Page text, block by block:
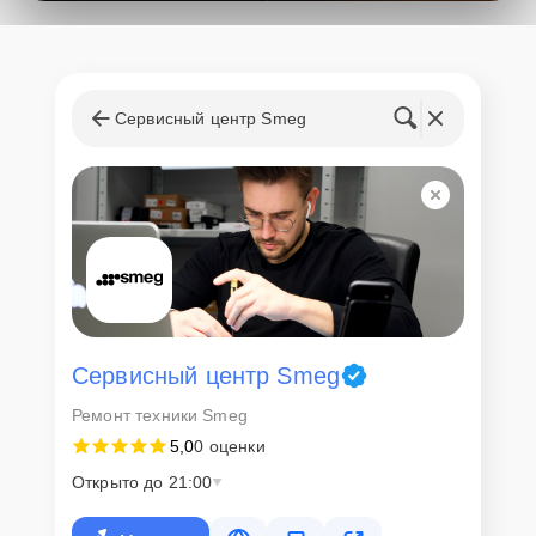
запчастей
Для всех клиентов действуют демократичные и фиксированные
цены. Конечная стоимость работ обсуждается с клиентом и не в
коем случае не может измениться в процессе работ. Сервис не
навязывает клиентам дополнительные услуги и не
предусматривает скрытые платежи. Рассчитать предварительную
стоимость ремонта можно с помощью нашегоКалькулятора
Скорость диагностики и
ремонта
Наша компания ценит время клиентов и понимает важность
оперативного решения любых вопросов. В среднем, ремонт
клиент сможет забрать свой гаджет в этот же день. При
Сервисный центр Smeg
Сервисный центр Smeg
Ремонт техники Smeg
5,00 оценки
Открыто до 21:00